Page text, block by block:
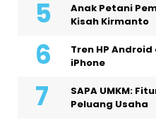
Anak Petani
Kisah Kirmanto
Tren HP
iPhone
SAPA UMKM:
Peluang Usaha